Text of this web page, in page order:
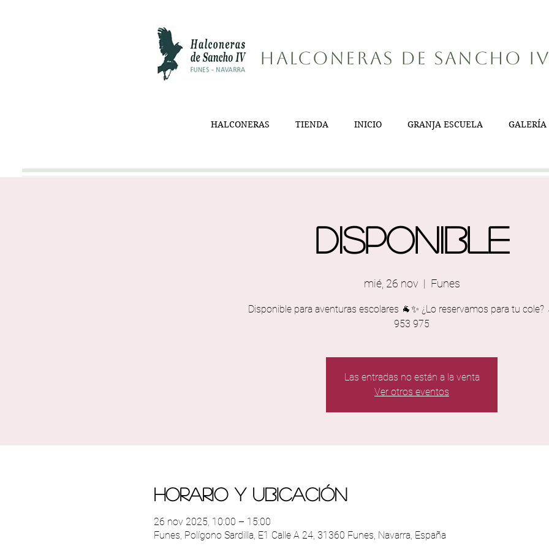
Halconeras de Sancho IV
HALCONERAS TIENDA INICIO GRANJA ESCUELA GALERÍA
Disponible
mié, 26 nov
  |
Funes
Disponible para aventuras escolares 🐐✨ ¿Lo reservamos para tu
953 975
Las entradas no están a la venta
Ver otros eventos
Horario y ubicación
26 nov 2025, 10:00 – 15:00
Funes, Polígono Sardilla, E1 Calle A 24, 31360 Funes, Navarra, España